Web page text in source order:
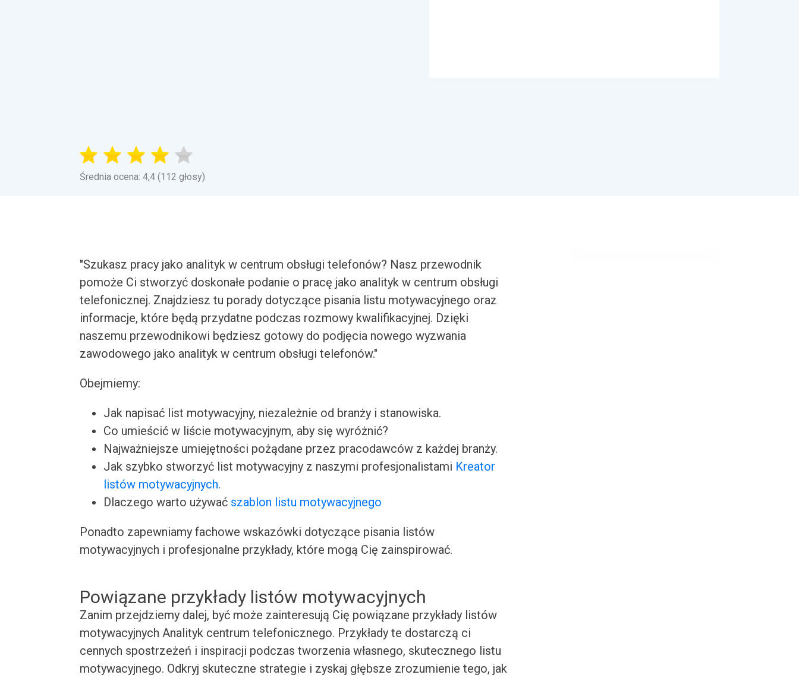
Średnia ocena: 4,4 (112 głosy)
"Szukasz pracy jako analityk w centrum obsługi telefonów? Nasz przewodnik
pomoże Ci stworzyć doskonałe podanie o pracę jako analityk w centrum obsługi
telefonicznej. Znajdziesz tu porady dotyczące pisania listu motywacyjnego oraz
informacje, które będą przydatne podczas rozmowy kwalifikacyjnej. Dzięki
naszemu przewodnikowi będziesz gotowy do podjęcia nowego wyzwania
zawodowego jako analityk w centrum obsługi telefonów."
Obejmiemy:
Jak napisać list motywacyjny, niezależnie od branży i stanowiska.
Co umieścić w liście motywacyjnym, aby się wyróżnić?
Najważniejsze umiejętności pożądane przez pracodawców z każdej branży.
Jak szybko stworzyć list motywacyjny z naszymi profesjonalistami Kreator
listów motywacyjnych.
Dlaczego warto używać szablon listu motywacyjnego
Ponadto zapewniamy fachowe wskazówki dotyczące pisania listów
motywacyjnych i profesjonalne przykłady, które mogą Cię zainspirować.
Powiązane przykłady listów motywacyjnych
Zanim przejdziemy dalej, być może zainteresują Cię powiązane przykłady listów
motywacyjnych Analityk centrum telefonicznego. Przykłady te dostarczą ci
cennych spostrzeżeń i inspiracji podczas tworzenia własnego, skutecznego listu
motywacyjnego. Odkryj skuteczne strategie i zyskaj głębsze zrozumienie tego, jak